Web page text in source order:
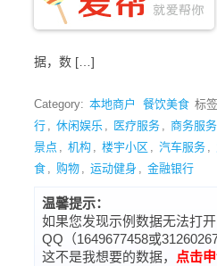
据，数 […]
Category: 本地商户 餐饮美食 标签
行 , 休闲娱乐 , 医疗服务 , 商务服务
景点 , 机构 , 楼宇小区 , 汽车服务 ,
食 , 购物 , 运动健身 , 金融银行
温馨提示：
如果您发现示例数据无法打
QQ（1649677458或
这不是我想要的数据，
点击